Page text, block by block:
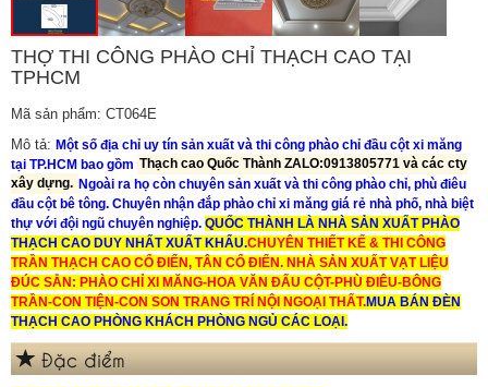
THỢ THI CÔNG PHÀO CHỈ THẠCH CAO TẠI
TPHCM
Mã sản phẩm: CT064E
Mô tả: Một số địa chỉ uy tín sản xuất và thi công phào chỉ đầu cột xi măng
tại TP.HCM bao gồm Thạch cao Quốc Thành ZALO:0913805771 và các cty
xây dựng. Ngoài ra họ còn chuyên sản xuất và thi công phào chỉ, phù điêu
đầu cột bê tông. Chuyên nhận đắp phào chỉ xi măng giá rẻ nhà phố, nhà biệt
thự với đội ngũ chuyên nghiệp. QUỐC THÀNH LÀ NHÀ SẢN XUẤT PHÀO
THẠCH CAO DUY NHẤT XUẤT KHẨU.CHUYÊN THIẾT KẾ & THI CÔNG
TRẦN THẠCH CAO CỔ ĐIỂN, TÂN CỔ ĐIỂN. NHÀ SẢN XUẤT VẠT LIỆU
ĐÚC SẴN: PHÀO CHỈ XI MĂNG-HOA VĂN ĐẤU CỘT-PHÙ ĐIÊU-BÔNG
TRẦN-CON TIỆN-CON SON TRANG TRÍ NỘI NGOẠI THẤT.MUA BÁN ĐÈN
THẠCH CAO PHÒNG KHÁCH PHÒNG NGỦ CÁC LOẠI.
Đặc điểm